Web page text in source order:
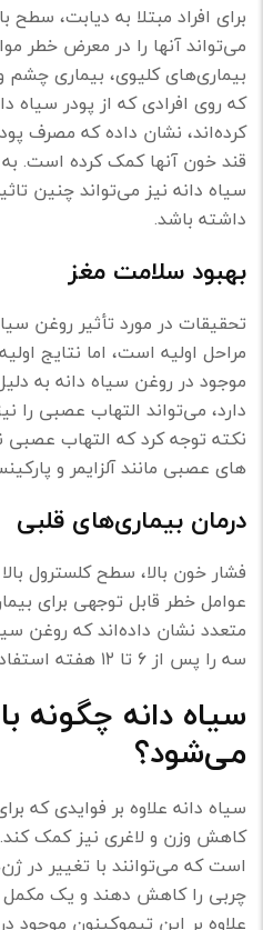
برای افراد مبتلا به ديابت،
می‌تواند آنها را در معرض خطر
بيماری‌های کلیوی،‌ بیماری چشم
که روی افرادی که از پودر
کرده‌اند، نشان داده که مصرف
قند خون آنها کمک کرده است.
سیاه دانه نیز می‌تواند چنین
داشته باشد.
بهبود سلامت مغز
تحقیقات در مورد تأثیر روغن
مراحل اولیه است، اما نتایج
موجود در روغن سیاه دانه به
دارد، می‌تواند التهاب عصبی را
نکته توجه کرد که التهاب
های عصبی مانند آلزایمر و
درمان بیماری‌های قلبی
فشار خون بالا، سطح کلسترول
عوامل خطر قابل توجهی برای
متعدد نشان داده‌اند که روغن
سه را پس از ۶ تا ۱۲ هفته استفاده، کاهش دهد.
سیاه دانه
می‌شود؟
سیاه دانه علاوه بر فوایدی که
کاهش وزن و لاغری نیز کمک کند.
است که می‌توانند با تغییر در
چربی را کاهش دهند و یک مکمل
علاوه بر این تیموکینون موجود